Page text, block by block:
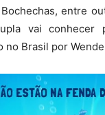
entre
vai conhecer
no Brasil por